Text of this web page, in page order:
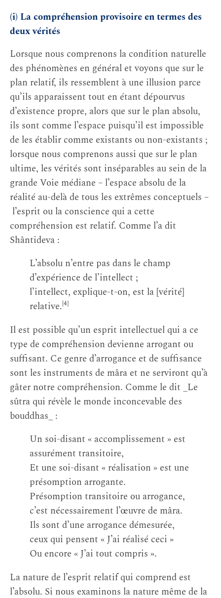
(i) La compréhension provisoire en termes des
deux vérités
Lorsque nous comprenons la condition naturelle
des phénomènes en général et voyons que sur le
plan relatif, ils ressemblent à une illusion parce
qu’ils apparaissent tout en étant dépourvus
d’existence propre, alors que sur le plan absolu,
ils sont comme l’espace puisqu’il est impossible
de les établir comme existants ou non-existants ;
lorsque nous comprenons aussi que sur le plan
ultime, les vérités sont inséparables au sein de la
grande Voie médiane – l’espace absolu de la
réalité au-delà de tous les extrêmes conceptuels –
l’esprit ou la conscience qui a cette
compréhension est relatif. Comme l’a dit
Shântideva :
L’absolu n’entre pas dans le champ
d’expérience de l’intellect ;
l’intellect, explique-t-on, est la [vérité]
relative.[4]
Il est possible qu’un esprit intellectuel qui a ce
type de compréhension devienne arrogant ou
suffisant. Ce genre d’arrogance et de suffisance
sont les instruments de mâra et ne serviront qu’à
gâter notre compréhension. Comme le dit _Le
sûtra qui révèle le monde inconcevable des
bouddhas_ :
Un soi-disant « accomplissement » est
assurément transitoire,
Et une soi-disant « réalisation » est une
présomption arrogante.
Présomption transitoire ou arrogance,
c’est nécessairement l’œuvre de mâra.
Ils sont d’une arrogance démesurée,
ceux qui pensent « J’ai réalisé ceci »
Ou encore « J’ai tout compris ».
La nature de l’esprit relatif qui comprend est
l’absolu. Si nous examinons la nature même de la